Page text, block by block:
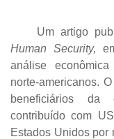
Um artigo
Human Security,
análise
norte-americanos.
beneficiários da
contribuído com
Estados Unidos por